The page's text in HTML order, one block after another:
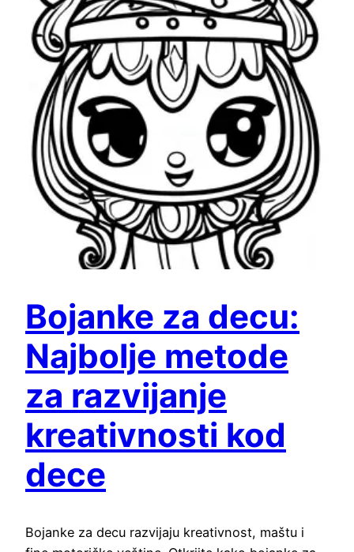
Bojanke za decu:
Najbolje metode
za razvijanje
kreativnosti kod
dece
Bojanke za decu razvijaju kreativnost, maštu i